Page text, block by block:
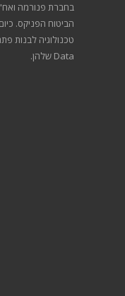
טכנולוגיה לבנות
Data שלהן.